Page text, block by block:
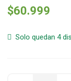
$60.999
Solo quedan 4